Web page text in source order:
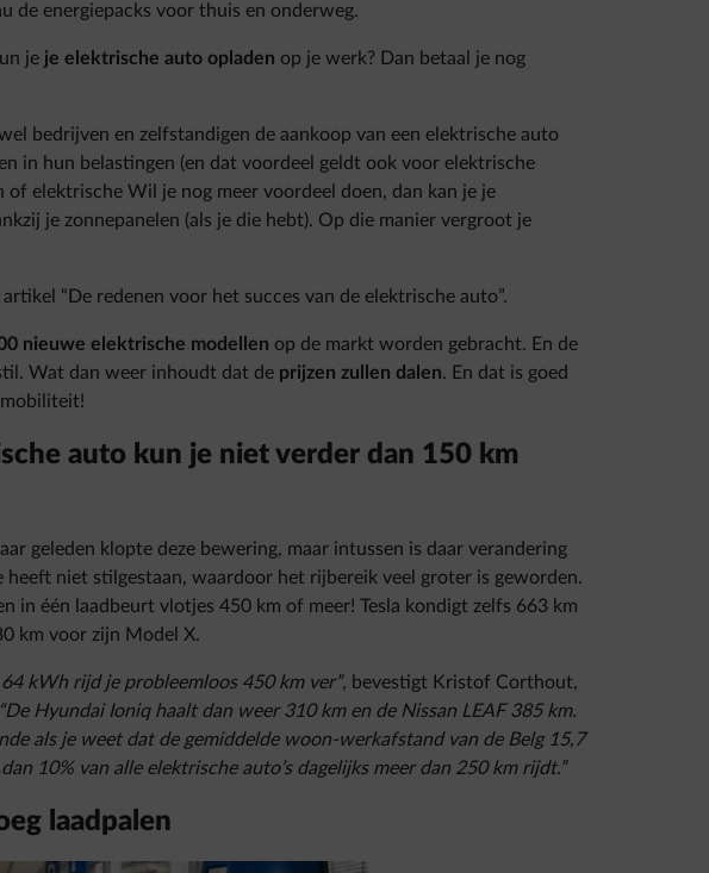
de energiepacks voor thuis en onderweg.
je je elektrische auto opladen op je werk? Dan betaal je nog
bedrijven en zelfstandigen de aankoop van een elektrische auto
in hun belastingen (en dat voordeel geldt ook voor elektrische
of elektrische Wil je nog meer voordeel doen, dan kan je je
je zonnepanelen (als je die hebt). Op die manier vergroot je
“De redenen voor het succes van de elektrische auto”.
nieuwe elektrische modellen op de markt worden gebracht. En de
Wat dan weer inhoudt dat de prijzen zullen dalen. En dat is goed
auto kun je niet verder dan 150 km
geleden klopte deze bewering, maar intussen is daar verandering
heeft niet stilgestaan, waardoor het rijbereik veel groter is geworden.
in één laadbeurt vlotjes 450 km of meer! Tesla kondigt zelfs 663 km
km voor zijn Model X.
kWh rijd je probleemloos 450 km ver”, bevestigt Kristof Corthout,
“De Hyundai Ioniq haalt dan weer 310 km en de Nissan LEAF 385 km.
als je weet dat de gemiddelde woon-werkafstand van de Belg 15,7
10% van alle elektrische auto’s dagelijks meer dan 250 km rijdt.”
laadpalen